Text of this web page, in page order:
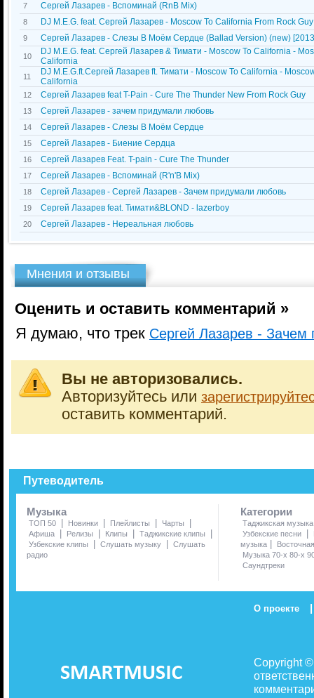
7 Сергей Лазарев - Вспоминай (RnB Mix)
8 DJ M.E.G. feat. Сергей Лазарев - Moscow To California From Rock Guy
9 Сергей Лазарев - Слезы В Моём Сердце (Ballad Version) (new)
10
DJ M.E.G. feat. Сергей Лазарев & Тимати - Moscow To California -
California
11
DJ M.E.G.ft.Сергей Лазарев ft. Тимати - Moscow To California -
California
12 Сергей Лазарев feat T-Pain - Cure The Thunder New From Rock Guy
13 Сергей Лазарев - зачем придумали любовь
14 Сергей Лазарев - Слезы В Моём Сердце
15 Сергей Лазарев - Биение Сердца
16 Сергей Лазарев Feat. T-pain - Cure The Thunder
17 Сергей Лазарев - Вспоминай (R'n'B Mix)
18 Сергей Лазарев - Сергей Лазарев - Зачем придумали любовь
19 Сергей Лазарев feat. Тимати&BLOND - lazerboy
20 Сергей Лазарев - Нереальная любовь
Мнения и отзывы
Оценить и оставить комментарий »
Я думаю, что трек Сергей Лазарев -
Вы не авторизовались.
Авторизуйтесь или
оставить комментарий.
Путеводитель
Музыка
ТОП 50 Новинки Плейлисты Чарты
Афиша Релизы Клипы Таджикские клипы
Узбекские клипы Слушать музыку
Слушать
радио
Категории
Таджикская музыка
Узбекские песни
музыка
Музыка 70-х 80-х
Саундтреки
О проекте |
Copyright